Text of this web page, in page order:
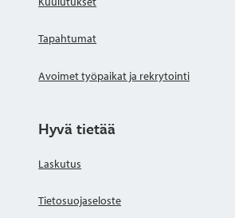
Tapahtumat
Avoimet työpaikat ja rekrytointi
Hyvä tietää
Laskutus
Tietosuojaseloste